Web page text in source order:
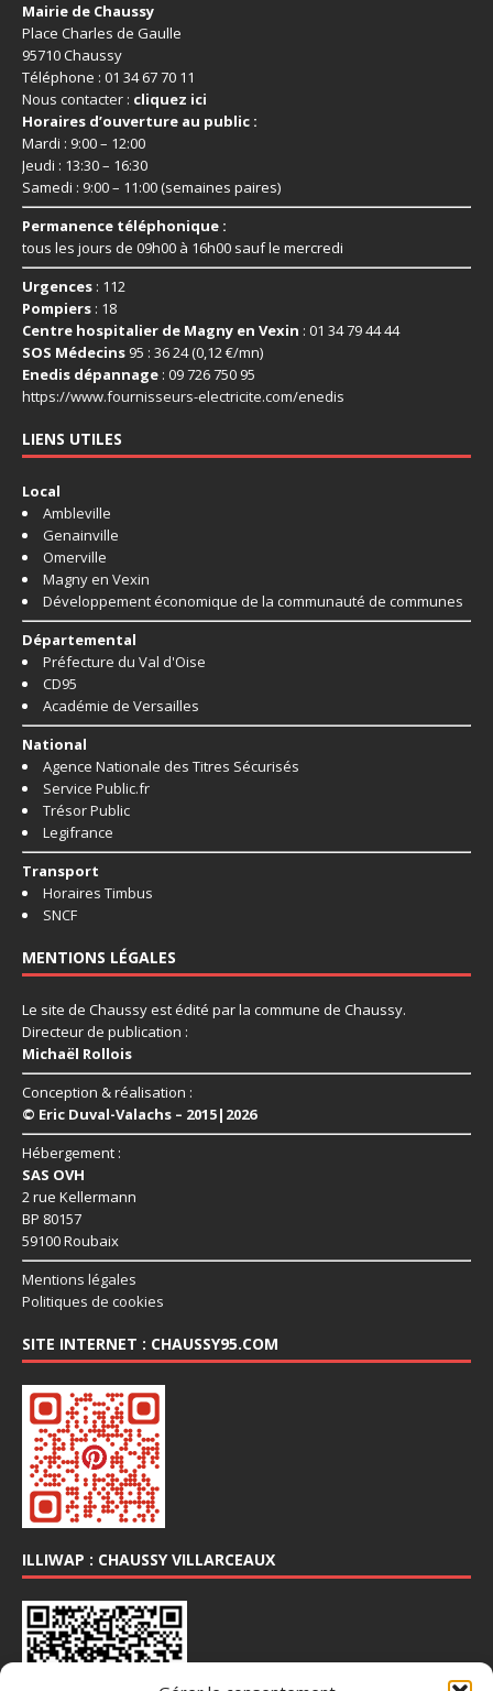
Mairie de Chaussy
Place Charles de Gaulle
95710 Chaussy
Téléphone : 01 34 67 70 11
Nous contacter : cliquez ici
Horaires d’ouverture au public :
Mardi : 9:00 – 12:00
Jeudi : 13:30 – 16:30
Samedi : 9:00 – 11:00 (semaines paires)
Permanence téléphonique :
tous les jours de 09h00 à 16h00 sauf le mercredi
Urgences : 112
Pompiers : 18
Centre hospitalier de Magny en Vexin : 01 34 79 44 44
SOS Médecins 95 : 36 24 (0,12 €/mn)
Enedis dépannage : 09 726 750 95
https://www.fournisseurs-electricite.com/enedis
LIENS UTILES
Local
Ambleville
Genainville
Omerville
Magny en Vexin
Développement économique de la communauté de communes
Départemental
Préfecture du Val d'Oise
CD95
Académie de Versailles
National
Agence Nationale des Titres Sécurisés
Service Public.fr
Trésor Public
Legifrance
Transport
Horaires Timbus
SNCF
MENTIONS LÉGALES
Le site de Chaussy est édité par la commune de Chaussy.
Directeur de publication :
Michaël Rollois
Conception & réalisation :
© Eric Duval-Valachs – 2015|2026
Hébergement :
SAS OVH
2 rue Kellermann
BP 80157
59100 Roubaix
Mentions légales
Politiques de cookies
SITE INTERNET : CHAUSSY95.COM
ILLIWAP : CHAUSSY VILLARCEAUX